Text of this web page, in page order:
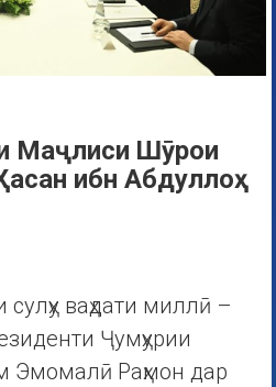
Маҷлиси Шӯрои
ибн Абдуллоҳ
ваҳдати миллӣ –
Ҷумҳурии
Эмомалӣ Раҳмон дар